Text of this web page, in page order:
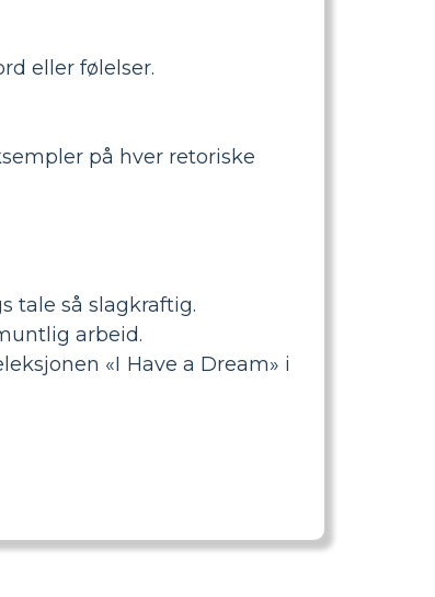
eller følelser.
på hver retoriske
tale så slagkraftig.
arbeid.
«I Have a Dream» i